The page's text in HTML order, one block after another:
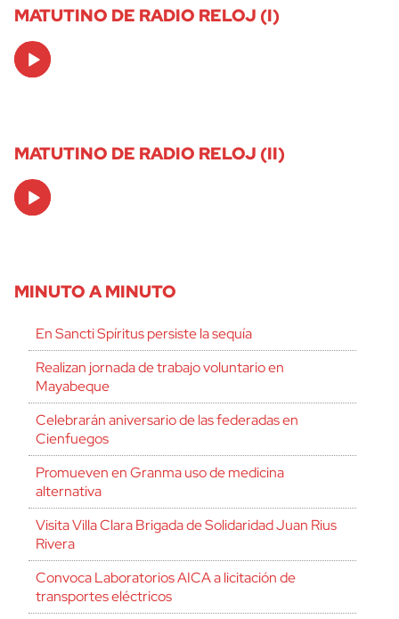
MATUTINO DE RADIO RELOJ (I)
Audio
Player
MATUTINO DE RADIO RELOJ (II)
Audio
Player
MINUTO A MINUTO
En Sancti Spíritus persiste la sequía
Realizan jornada de trabajo voluntario en
Mayabeque
Celebrarán aniversario de las federadas en
Cienfuegos
Promueven en Granma uso de medicina
alternativa
Visita Villa Clara Brigada de Solidaridad Juan Rius
Rivera
Convoca Laboratorios AICA a licitación de
transportes eléctricos